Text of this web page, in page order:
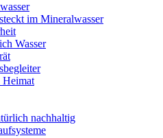
im Mineralwasser
Wasser
Heimat
nachhaltig